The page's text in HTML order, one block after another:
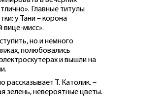
Главные титулы
у Тани – корона
вице-мисс».
но и немного
полюбовались
и вышли на
рассказывает Т. Католик. –
зелень, невероятные цветы.